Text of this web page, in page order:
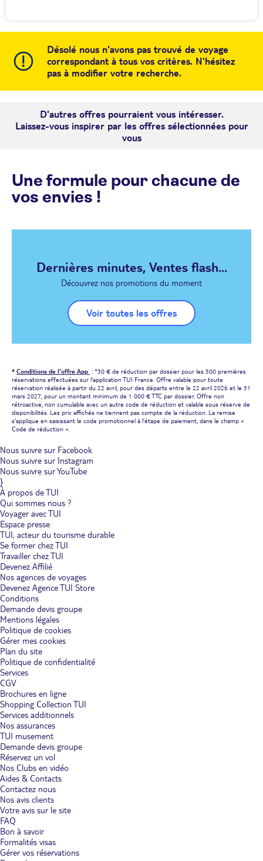
Désolé nous n'avons pas trouvé de voyage
correspondant à tous vos critères. N'hésitez
pas à modifier votre recherche.
D'autres offres pourraient vous intéresser.
Laissez-vous inspirer par les offres sélectionnées pour
vous
Une formule pour chacune de
vos envies !
Dernières minutes, Ventes flash...
Découvrez nos promotions du moment
Voir toutes les offres
* Conditions de l'offre App : *30 € de réduction par dossier pour les 500 premières
réservations effectuées sur l'application TUI France. Offre valable pour toute
réservation réalisée à partir du 22 avril, pour des départs entre le 22 avril 2026 et le 31
mars 2027, pour un montant minimum de 1 000 € TTC par dossier. Offre non
rétroactive, non cumulable avec un autre code de réduction et valable sous réserve de
disponibilités. Les prix affichés ne tiennent pas compte de la réduction. La remise
s'applique en saisissant le code promotionnel à l'étape de paiement, dans le champ «
Code de réduction ».
Nous suivre sur Facebook
Nous suivre sur Instagram
Nous suivre sur YouTube
}
À propos de TUI
Qui sommes nous ?
Voyager avec TUI
Espace presse
TUI, acteur du tourisme durable
Se former chez TUI
Travailler chez TUI
Devenez Affilié
Nos agences de voyages
Devenez Agence TUI Store
Conditions
Demande devis groupe
Mentions légales
Politique de cookies
Gérer mes cookies
Plan du site
Politique de confidentialité
Services
CGV
Brochures en ligne
Shopping Collection TUI
Services additionnels
Nos assurances
TUI musement
Demande devis groupe
Réservez un vol
Nos Clubs en vidéo
Aides & Contacts
Contactez nous
Nos avis clients
Votre avis sur le site
FAQ
Bon à savoir
Formalités visas
Gérer vos réservations